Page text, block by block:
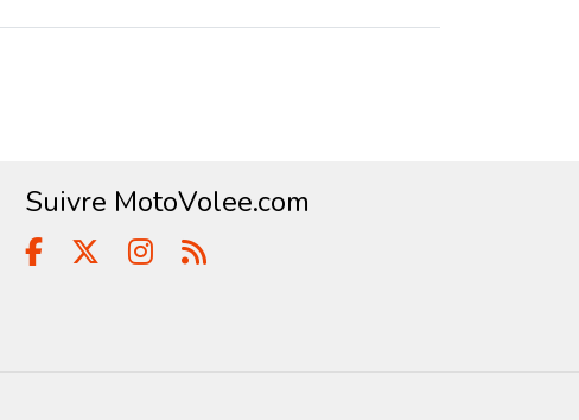
Suivre MotoVolee.com